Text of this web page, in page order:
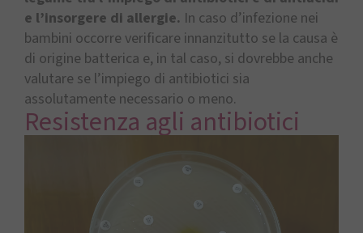
e l’insorgere di allergie. In caso d’infezione nei
bambini occorre verificare innanzitutto se la causa è
di origine batterica e, in tal caso, si dovrebbe anche
valutare se l’impiego di antibiotici sia
assolutamente necessario o meno.
Resistenza agli antibiotici